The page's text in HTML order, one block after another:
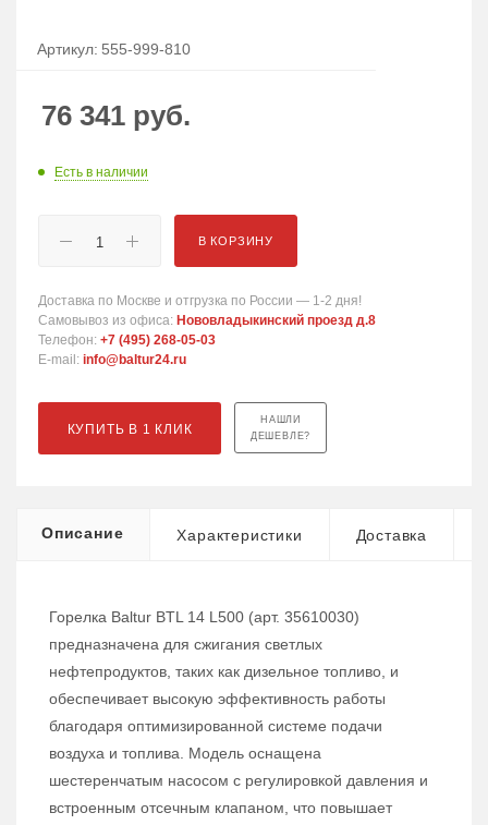
Артикул: 555-999-810
76 341 руб.
Есть в наличии
В КОРЗИНУ
Доставка по Москве и отгрузка по России — 1-2 дня!
Самовывоз из офиса: Нововладыкинский проезд д.8
Телефон: +7 (495) 268-05-03
E-mail: info@baltur24.ru
КУПИТЬ В 1 КЛИК
НАШЛИ
ДЕШЕВЛЕ?
Описание Характеристики Доставка
Горелка Baltur BTL 14 L500 (арт. 35610030)
предназначена для сжигания светлых
нефтепродуктов, таких как дизельное топливо, и
обеспечивает высокую эффективность работы
благодаря оптимизированной системе подачи
воздуха и топлива. Модель оснащена
шестеренчатым насосом с регулировкой давления и
встроенным отсечным клапаном, что повышает